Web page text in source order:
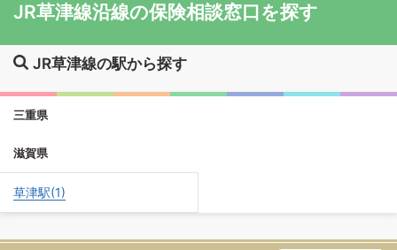
JR草津線沿線の保険相談窓口を探す
JR草津線の駅から探す
三重県
滋賀県
草津駅(1)